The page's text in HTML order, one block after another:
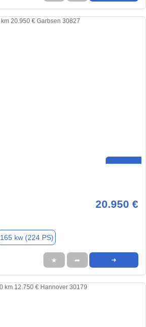
20.950 €
165 kw (224 PS)
★ ➦ ➜